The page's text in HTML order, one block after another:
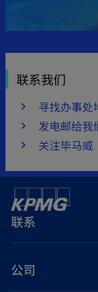
联系我们
寻找办事处
发电邮给我
关注毕马威
联系
公司